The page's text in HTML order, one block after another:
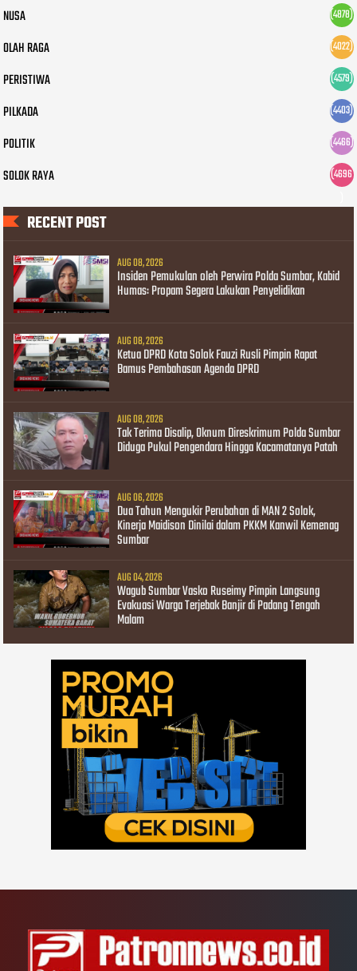
NUSA (4878)
OLAH RAGA (4022)
PERISTIWA (4579)
PILKADA (4403)
POLITIK (4466)
SOLOK RAYA
(4696
RECENT POST
AUG 08, 2026
Insiden Pemukulan oleh Perwira Polda Sumbar, Kabid
Humas: Propam Segera Lakukan Penyelidikan
AUG 08, 2026
Ketua DPRD Kota Solok Fauzi Rusli Pimpin Rapat
Bamus Pembahasan Agenda DPRD
AUG 08, 2026
Tak Terima Disalip, Oknum Direskrimum Polda Sumbar
Diduga Pukul Pengendara Hingga Kacamatanya Patah
AUG 06, 2026
Dua Tahun Mengukir Perubahan di MAN 2 Solok,
Kinerja Maidison Dinilai dalam PKKM Kanwil Kemenag
Sumbar
AUG 04, 2026
Wagub Sumbar Vasko Ruseimy Pimpin Langsung
Evakuasi Warga Terjebak Banjir di Padang Tengah
Malam